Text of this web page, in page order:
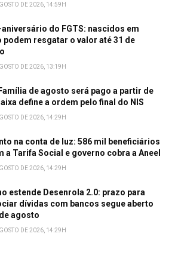
DE 2026, 14:59H
do FGTS: nascidos em
podem resgatar o valor até 31 de
DE 2026, 13:19H
de agosto será pago a partir de
define a ordem pelo final do NIS
DE 2026, 14:29H
na conta de luz: 586 mil beneficiários
a Tarifa Social e governo cobra a Aneel
DE 2026, 14:29H
estende Desenrola 2.0: prazo para
dívidas com bancos segue aberto
agosto
DE 2026, 14:29H